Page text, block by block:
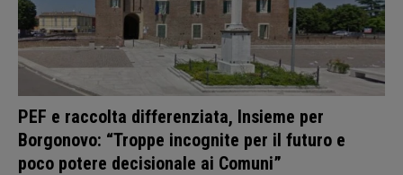
PEF e raccolta differenziata, Insieme per
Borgonovo: “Troppe incognite per il futuro e
poco potere decisionale ai Comuni”